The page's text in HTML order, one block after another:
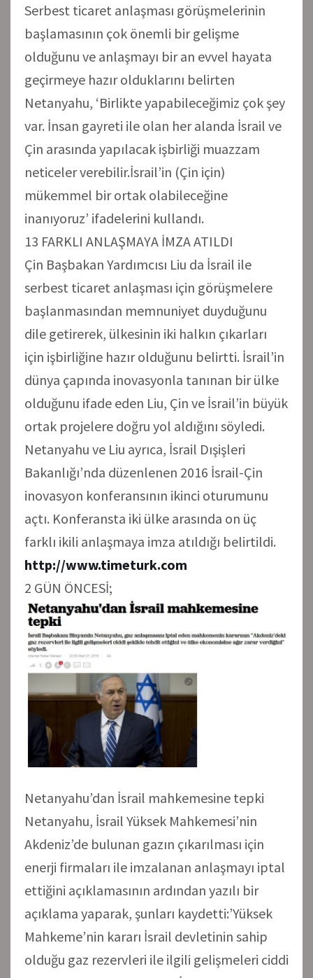
Serbest ticaret anlaşması görüşmelerinin
başlamasının çok önemli bir gelişme
olduğunu ve anlaşmayı bir an evvel hayata
geçirmeye hazır olduklarını belirten
Netanyahu, ‘Birlikte yapabileceğimiz çok şey
var. İnsan gayreti ile olan her alanda İsrail ve
Çin arasında yapılacak işbirliği muazzam
neticeler verebilir.İsrail’in (Çin için)
mükemmel bir ortak olabileceğine
inanıyoruz’ ifadelerini kullandı.
13 FARKLI ANLAŞMAYA İMZA ATILDI
Çin Başbakan Yardımcısı Liu da İsrail ile
serbest ticaret anlaşması için görüşmelere
başlanmasından memnuniyet duyduğunu
dile getirerek, ülkesinin iki halkın çıkarları
için işbirliğine hazır olduğunu belirtti. İsrail’in
dünya çapında inovasyonla tanınan bir ülke
olduğunu ifade eden Liu, Çin ve İsrail’in büyük
ortak projelere doğru yol aldığını söyledi.
Netanyahu ve Liu ayrıca, İsrail Dışişleri
Bakanlığı’nda düzenlenen 2016 İsrail-Çin
inovasyon konferansının ikinci oturumunu
açtı. Konferansta iki ülke arasında on üç
farklı ikili anlaşmaya imza atıldığı belirtildi.
http://www.timeturk.com
2 GÜN ÖNCESİ;
Netanyahu’dan İsrail mahkemesine tepki
Netanyahu, İsrail Yüksek Mahkemesi’nin
Akdeniz’de bulunan gazın çıkarılması için
enerji firmaları ile imzalanan anlaşmayı iptal
ettiğini açıklamasının ardından yazılı bir
açıklama yaparak, şunları kaydetti:’Yüksek
Mahkeme’nin kararı İsrail devletinin sahip
olduğu gaz rezervleri ile ilgili gelişmeleri ciddi